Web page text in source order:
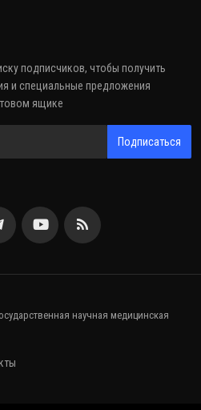
подписчиков, чтобы получить
и специальные предложения
ящике
Подписаться
научная медицинская